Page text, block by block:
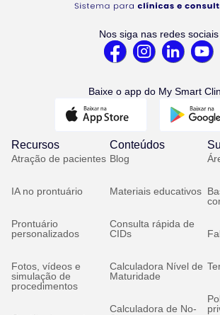
Nos siga nas redes sociais
Baixe o app do My Smart
Recursos
Atração de pacientes
IA no prontuário
Prontuário
personalizados
Fotos, vídeos e
simulação de
procedimentos
Conteúdos
Blog
Materiais educativos
Consulta rápida de
CIDs
Calculadora Nível de
Maturidade
Calculadora de No-